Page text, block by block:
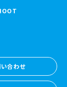
合わせ
合わせ